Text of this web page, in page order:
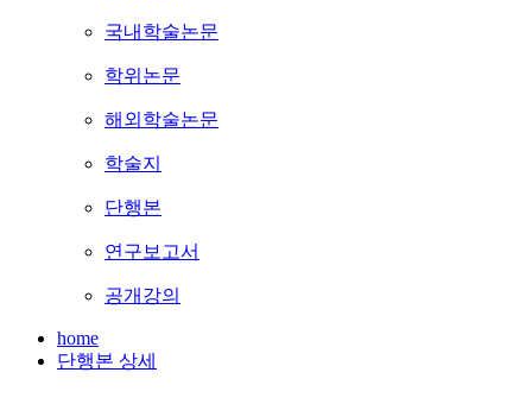
국내학술논문
학위논문
해외학술논문
학술지
단행본
연구보고서
공개강의
home
단행본 상세